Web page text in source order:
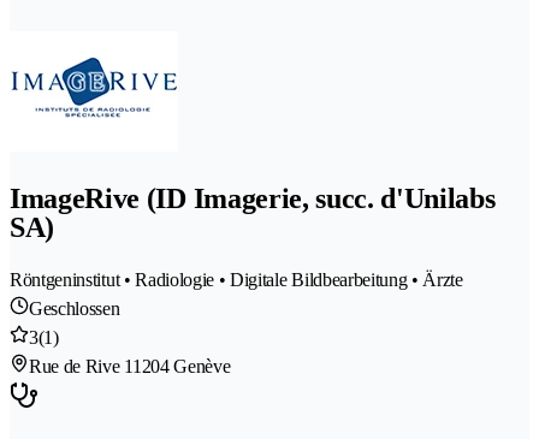
ImageRive (ID Imagerie, succ. d'Unilabs
SA)
Röntgeninstitut • Radiologie • Digitale Bildbearbeitung • Ärzte
Geschlossen
3(1)
Rue de Rive 11204 Genève